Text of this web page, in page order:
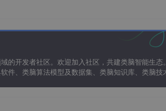
的开发者社区。欢迎加入社区，共建类脑智能生态
件、类脑算法模型及数据集、类脑知识库、类脑技